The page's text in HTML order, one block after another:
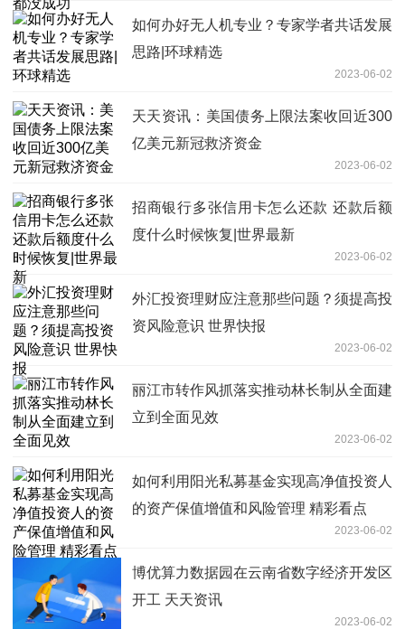
如何办好无人机专业？专家学者共话发展
思路|环球精选
2023-06-02
天天资讯：美国债务上限法案收回近300
亿美元新冠救济资金
2023-06-02
招商银行多张信用卡怎么还款 还款后额
度什么时候恢复|世界最新
2023-06-02
外汇投资理财应注意那些问题？须提高投
资风险意识 世界快报
2023-06-02
丽江市转作风抓落实推动林长制从全面建
立到全面见效
2023-06-02
如何利用阳光私募基金实现高净值投资人
的资产保值增值和风险管理 精彩看点
2023-06-02
博优算力数据园在云南省数字经济开发区
开工 天天资讯
2023-06-02